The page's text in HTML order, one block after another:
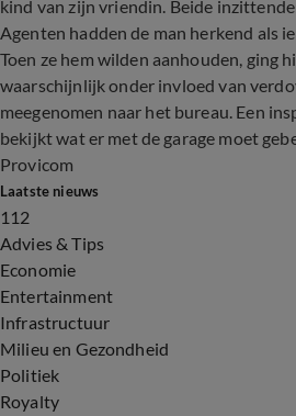
kind van zijn vriendin. Beide
Agenten hadden de man herkend als
Toen ze hem wilden aanhouden, ging
waarschijnlijk onder invloed van
meegenomen naar het bureau. Een
bekijkt wat er met de garage moet
Provicom
Laatste nieuws
112
Advies & Tips
Economie
Entertainment
Infrastructuur
Milieu en Gezondheid
Politiek
Royalty